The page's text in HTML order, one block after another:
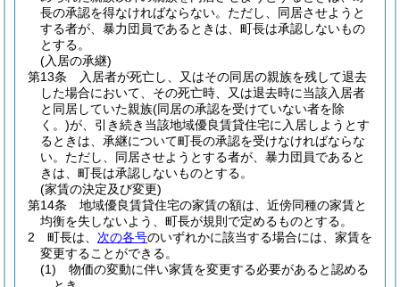
長の承認を得なければならない。 ただし、同居させようと
する者が、暴力団員であるときは、町長は承認しないもの
とする。
(入居の承継)
第13条
入居者が死亡し、又はその同居の親族を残して退去
した場合において、その死亡時、又は退去時に当該入居者
と同居していた親族(同居の承認を受けていない者を除
く。)が、引き続き当該地域優良賃貸住宅に入居しようとす
るときは、承継について町長の承認を受けなければならな
い。 ただし、同居させようとする者が、暴力団員であると
きは、町長は承認しないものとする。
(家賃の決定及び変更)
第14条
地域優良賃貸住宅の家賃の額は、近傍同種の家賃と
均衡を失しないよう、町長が規則で定めるものとする。
2
町長は、 次の各号のいずれかに該当する場合には、家賃を
変更することができる。
(1)
物価の変動に伴い家賃を変更する必要があると認める